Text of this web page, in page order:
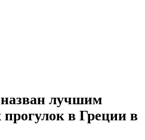
назван лучшим
в Греции в